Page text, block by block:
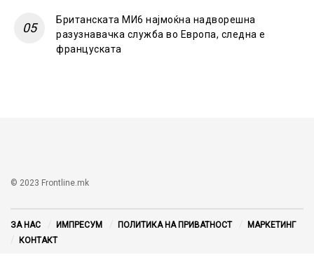
Британската МИ6 најмоќна надворешна
разузнавачка служба во Европа, следна е
француската
© 2023 Frontline.mk
ЗА НАС ИМПРЕСУМ ПОЛИТИКА НА ПРИВАТНОСТ
МАРКЕТИНГ
КОНТАКТ